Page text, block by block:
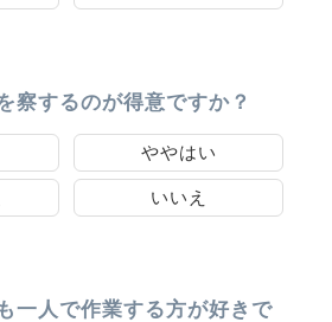
察するのが得意ですか？
ややはい
いいえ
一人で作業する方が好きで